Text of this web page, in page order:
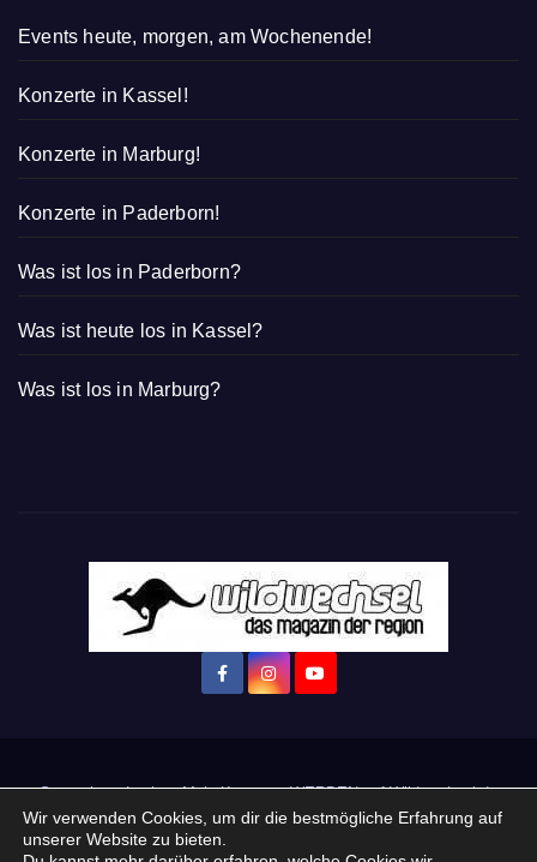
Events heute, morgen, am Wochenende!
Konzerte in Kassel!
Konzerte in Marburg!
Konzerte in Paderborn!
Was ist los in Paderborn?
Was ist heute los in Kassel?
Was ist los in Marburg?
Startseite Login Mein Konto · WERBEN auf Wildwechsel.de
+ Neue Veranstaltung eintragen:
Wir verwenden Cookies, um dir die bestmögliche Erfahrung auf
unserer Website zu bieten.